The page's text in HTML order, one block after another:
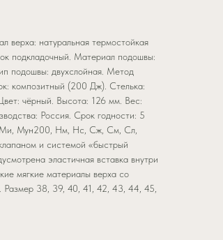
натуральная термостойкая
подкладочный. Материал подошвы:
подошвы: двухслойная. Метод
композитный (200 Дж). Стелька:
чёрный. Высота: 126 мм. Вес:
Россия. Срок годности: 5
Ми, Мун200, Нм, Нс, Сж, См, Сл,
и системой «быстрый
эластичная вставка внутри
мягкие материалы верха со
38, 39, 40, 41, 42, 43, 44, 45,